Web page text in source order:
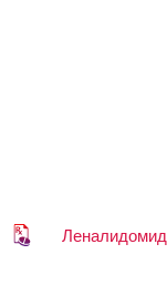
Леналидомид